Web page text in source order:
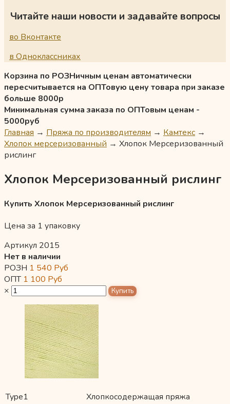
Читайте наши новости и задавайте вопросы
во Вконтакте
в Одноклассниках
Корзина по РОЗНичным ценам автоматически
пересчитывается на ОПТовую цену товара при заказе
больше 8000р
Минимальная сумма заказа по ОПТовым ценам -
5000руб
Главная → Пряжа по производителям → Камтекс →
Хлопок мерсеризованный → Хлопок Мерсеризованный
рислинг
Хлопок Мерсеризованный рислинг
Купить Хлопок Мерсеризованный рислинг
Цена за 1 упаковку
Артикул 2015
Нет в наличии
РОЗН 1 540 Руб
ОПТ 1 100 Руб
×
Type1
Хлопкосодержащая пряжа